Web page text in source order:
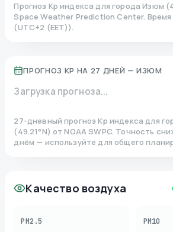
Прогноз Kp индекса для города Изюм (
Space Weather Prediction Center.
(UTC+2 (EET)).
ПРОГНОЗ KP НА 27 ДНЕЙ — ИЗЮМ
Загрузка прогноза...
27-дневный прогноз Kp индекса для
(49.21°N)от NOAA SWPC. Точность
днём — используйте для общего
Качество воздуха
PM2.5 PM10